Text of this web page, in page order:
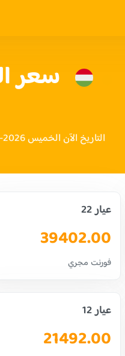
سعر
التاريخ الآن الخميس 2026-08-06 الساعة 03:36 مساءً بتوقيت المجر
عيار 22
39402.00
فورنت مجري
عيار 12
21492.00